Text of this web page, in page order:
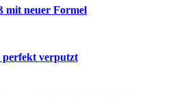
mit neuer Formel
perfekt verputzt